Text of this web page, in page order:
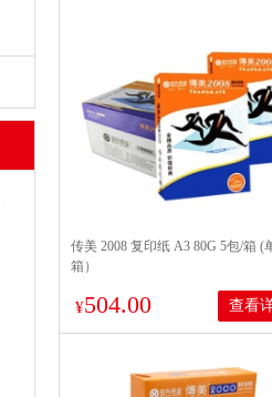
传美 2008 复印纸 A3 80G 5包/箱 (
箱）
¥504.00 查看